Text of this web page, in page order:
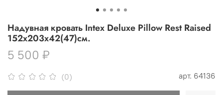
(0) арт. 64136
Надувная кровать Intex Deluxe Pillow Rest Raised
152х203х42(47)см.
5 500 ₽